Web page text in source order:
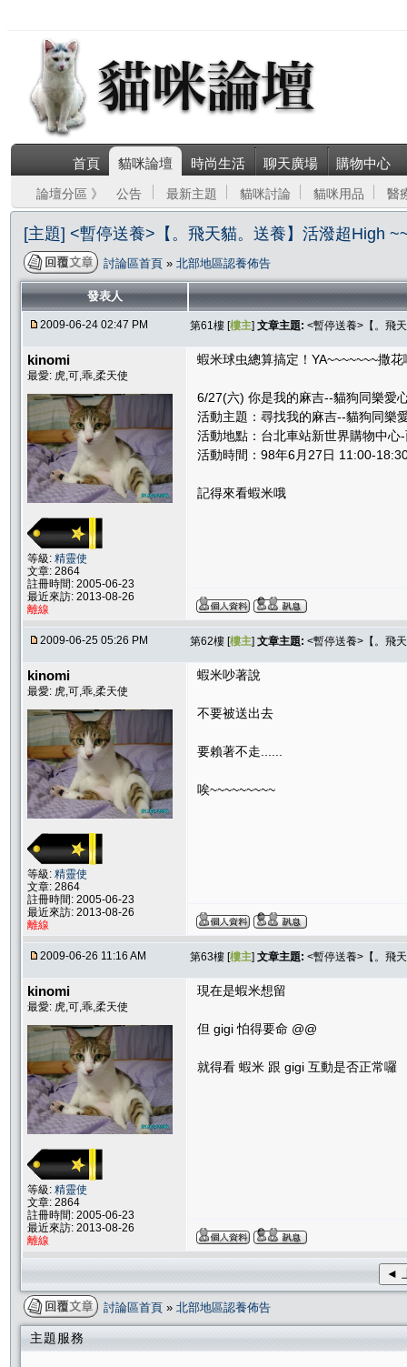
首頁 貓咪論壇 時尚生活 聊天廣場 購物中心
論壇分區 》 公告 最新主題 貓咪討論 貓咪用品 醫
[主題] <暫停送養>【。飛天貓。送養】活潑超High
討論區首頁 » 北部地區認養佈告
發表人
2009-06-24 02:47 PM 第61樓 [樓主] 文章主題: <暫停送養>【。飛
kinomi
最愛: 虎,可,乖,柔天使
等級: 精靈使
文章: 2864
註冊時間: 2005-06-23
最近來訪: 2013-08-26
離線
蝦米球虫總算搞定！YA~~~~~~~撒花
6/27(六) 你是我的麻吉--貓狗同樂愛
活動主題：尋找我的麻吉--貓狗同樂
活動地點：台北車站新世界購物中心
活動時間：98年6月27日 11:00-
記得來看蝦米哦
2009-06-25 05:26 PM 第62樓 [樓主] 文章主題: <暫停送養>【。飛
kinomi
最愛: 虎,可,乖,柔天使
等級: 精靈使
文章: 2864
註冊時間: 2005-06-23
最近來訪: 2013-08-26
離線
蝦米吵著說
不要被送出去
要賴著不走......
唉~~~~~~~~~
2009-06-26 11:16 AM 第63樓 [樓主] 文章主題: <暫停送養>【。飛
kinomi
最愛: 虎,可,乖,柔天使
等級: 精靈使
文章: 2864
註冊時間: 2005-06-23
最近來訪: 2013-08-26
離線
現在是蝦米想留
但 gigi 怕得要命 @@
就得看 蝦米 跟 gigi 互動是否正常囉
◄
討論區首頁 » 北部地區認養佈告
主題服務